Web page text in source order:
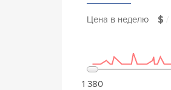
Цена в неделю $ /
1 380